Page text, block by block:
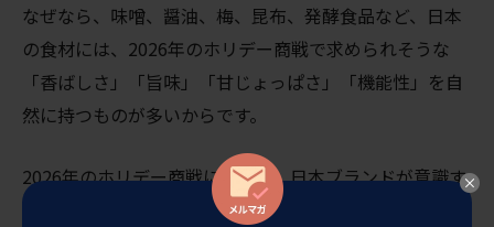
なぜなら、味噌、醤油、梅、昆布、発酵食品など、日本
の食材には、2026年のホリデー商戦で求められそうな
「香ばしさ」「旨味」「甘じょっぱさ」「機能性」を自
然に持つものが多いからです。
2026年のホリデー商戦に向けて、日本ブランドが意識す
べきポイントは、大きく3つあります。